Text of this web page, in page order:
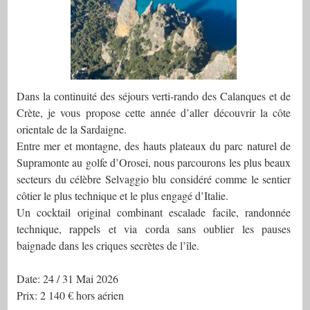
Dans la continuité des séjours verti-rando des Calanques et de
Crète, je vous propose cette année d’aller découvrir la côte
orientale de la Sardaigne.
Entre mer et montagne, des hauts plateaux du parc naturel de
Supramonte au golfe d’Orosei, nous parcourons les plus beaux
secteurs du célèbre Selvaggio blu considéré comme le sentier
côtier le plus technique et le plus engagé d’Italie.
Un cocktail original combinant escalade facile, randonnée
technique, rappels et via corda sans oublier les pauses
baignade dans les criques secrètes de l’île.
Date: 24 / 31 Mai 2026
Prix: 2 140 € hors aérien